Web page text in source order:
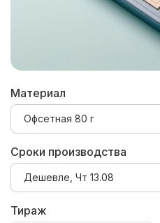
Материал
Сроки производства
Тираж